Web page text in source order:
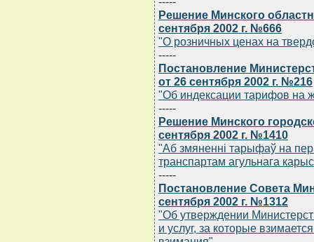
Решение Минского
сентября 2002 г. №666
"О розничных ценах на
-----
Постановление
от 26 сентября 2002 г. №216
"Об индексации тарифов на
-----
Решение Минского
сентября 2002 г. №1410
"Аб змяненнi тарыфаў на
транспартам агульнага
-----
Постановление Совета
сентября 2002 г. №1312
"Об утверждении
и услуг, за которые